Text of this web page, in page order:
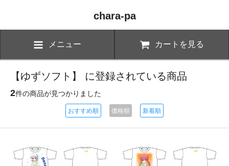
chara-pa
メニュー カートを見る
【ゆずソフト】 に登録されている商品
2件の商品が見つかりました
おすすめ順 価格順 新着順